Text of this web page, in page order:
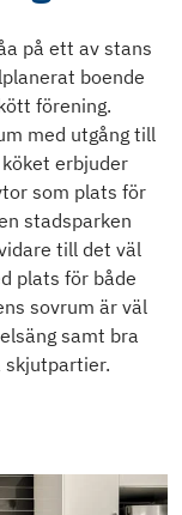
på ett av stans
boende
förening.
med utgång till
erbjuder
som plats för
stadsparken
till det väl
plats för både
sovrum är väl
samt bra
skjutpartier.